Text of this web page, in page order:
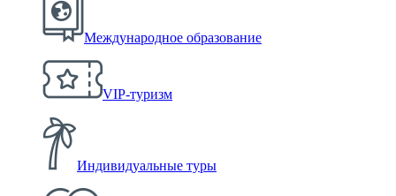
Международное образование
VIP-туризм
Индивидуальные туры